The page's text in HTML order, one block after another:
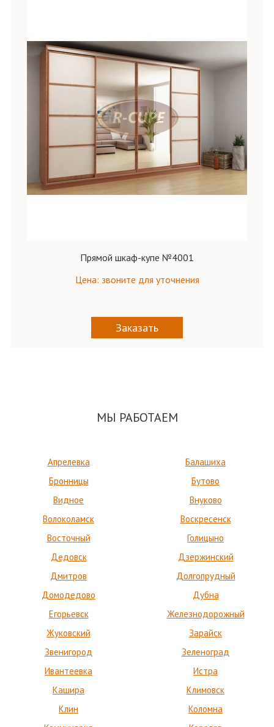
Прямой шкаф-купе №4001
Цена: звоните для уточнения
Заказать
МЫ РАБОТАЕМ
Апрелевка
Балашиха
Бронницы
Бутово
Видное
Внуково
Волоколамск
Воскресенск
Восточный
Голицыно
Дедовск
Дзержинский
Дмитров
Долгопрудный
Домодедово
Дубна
Егорьевск
Железнодорожный
Жуковский
Зарайск
Звенигород
Зеленоград
Ивантеевка
Истра
Кашира
Климовск
Клин
Коломна